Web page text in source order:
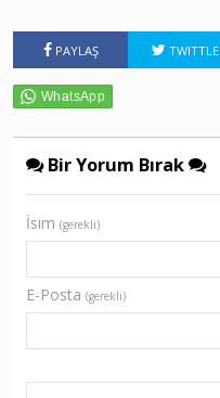
PAYLAŞ TWITTLE
Bir Yorum Bırak
İsim (gerekli)
E-Posta (gerekli)